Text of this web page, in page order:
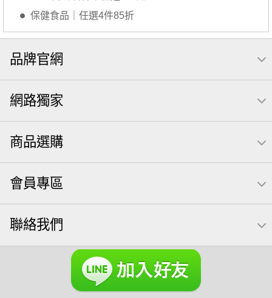
保健食品｜任選4件85折
品牌官網
網路獨家
商品選購
會員專區
聯絡我們